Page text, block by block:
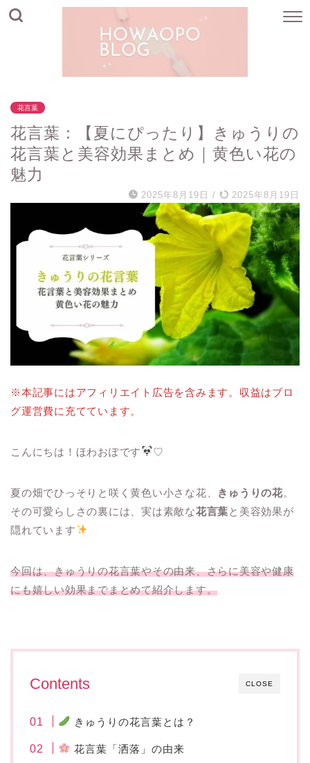
花言葉
花言葉：【夏にぴったり】きゅうりの
花言葉と美容効果まとめ｜黄色い花の
魅力
2025年8月19日 / 2025年8月19日
※本記事にはアフィリエイト広告を含みます。収益はブロ
グ運営費に充てています。
こんにちは！ほわおぽです ♡
夏の畑でひっそりと咲く黄色い小さな花、 きゅうりの花。
その可愛らしさの裏には、実は素敵な花言葉と美容効果が
隠れています
今回は、きゅうりの花言葉やその由来、さらに美容や健康
にも嬉しい効果までまとめて紹介します。
CLOSE
Contents
きゅうりの花言葉とは？
花言葉「洒落」の由来